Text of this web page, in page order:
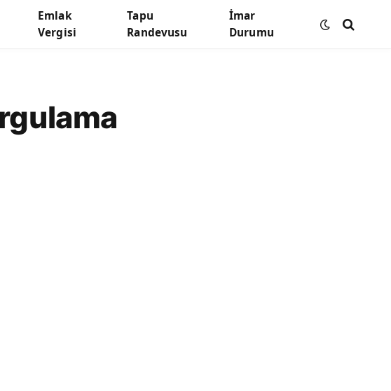
Emlak
Vergisi
Tapu
Randevusu
İmar
Durumu